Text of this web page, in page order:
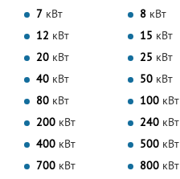
7 кВт 8 кВт
12 кВт 15 кВт
20 кВт 25 кВт
40 кВт 50 кВт
80 кВт 100 кВт
200 кВт 240 кВт
400 кВт 500 кВт
700 кВт 800 кВт